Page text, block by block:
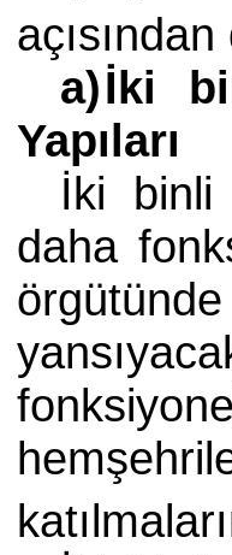
a)İki
Yapıları
İki binli
daha